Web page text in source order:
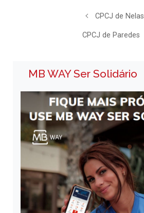
CPCJ de Nelas
CPCJ de Paredes
MB WAY Ser Solidário